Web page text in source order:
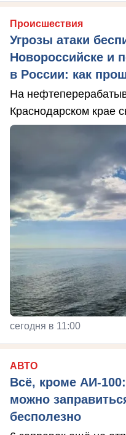
Происшествия
Угрозы атаки
Новороссийске и
в России: как
На
Краснодарском крае
сегодня в 11:00
АВТО
Всё, кроме АИ-
можно
бесполезно